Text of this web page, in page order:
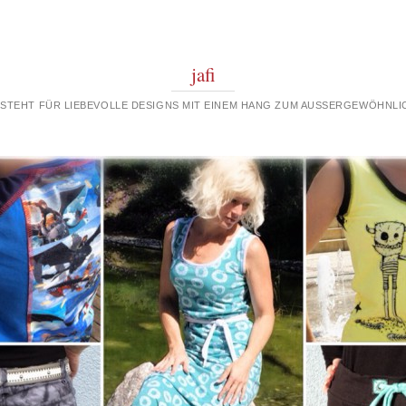
jafi
FÜR LIEBEVOLLE DESIGNS MIT EINEM HANG ZUM